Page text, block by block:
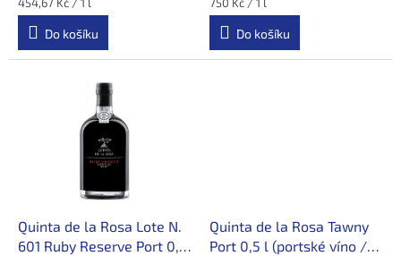
cena:
454,67 Kč / 1 l
Do košíku
cena:
750 Kč / 1 l
Do košíku
Quinta de la Rosa Lote N.
601 Ruby Reserve Port 0,5
Quinta de la Rosa Tawny
Port 0,5 l (portské víno /